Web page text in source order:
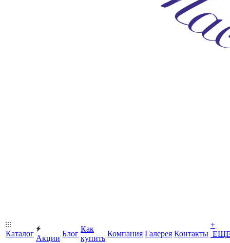
Каталог
Акции
Блог
Как
купить
Компания Галерея Контакты
+